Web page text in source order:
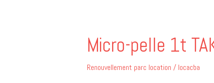
Micro-pelle 1t
Renouvellement parc location / locacba
Micro-
pelle
1t